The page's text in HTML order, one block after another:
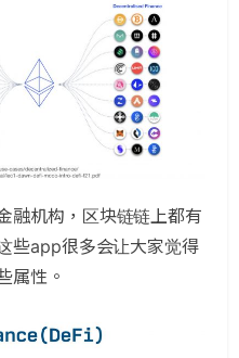
融机构，区块链链上都有
些app很多会让大家觉得
属性。